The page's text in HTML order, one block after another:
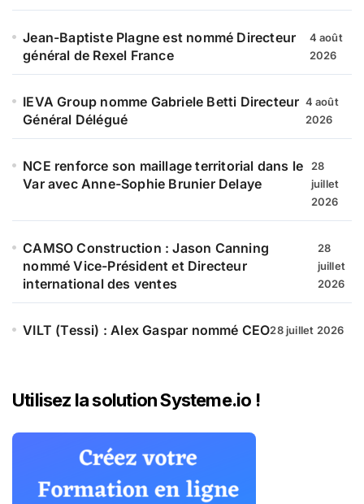
Jean-Baptiste Plagne est nommé Directeur
général de Rexel France
4 août
2026
IEVA Group nomme Gabriele Betti Directeur
Général Délégué
4 août
2026
NCE renforce son maillage territorial dans le
Var avec Anne-Sophie Brunier Delaye
28
juillet
2026
CAMSO Construction : Jason Canning
nommé Vice-Président et Directeur
international des ventes
28
juillet
2026
VILT (Tessi) : Alex Gaspar nommé CEO28 juillet 2026
Utilisez la solution Systeme.io !